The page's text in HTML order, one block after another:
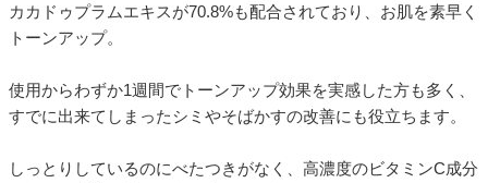
カカドゥプラムエキスが70.8%も配合されており、お肌を素早く
トーンアップ。
使用からわずか1週間でトーンアップ効果を実感した方も多く、
すでに出来てしまったシミやそばかすの改善にも役立ちます。
しっとりしているのにべたつきがなく、高濃度のビタミンC成分